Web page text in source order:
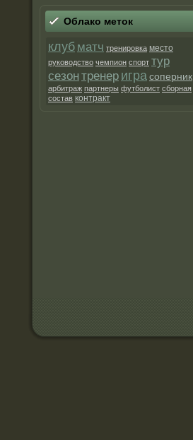
Облако метοк
клуб матч тренировка место
руководство чемпион спорт тур
сезон тренер игра соперник
арбитраж партнеры футболист сборная
состав контракт